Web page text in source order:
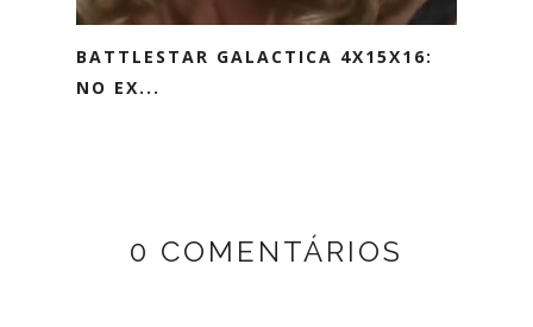
BATTLESTAR GALACTICA 4X15X16:
NO EX...
0 COMENTÁRIOS